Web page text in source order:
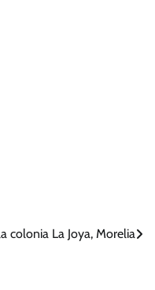
colonia La Joya, Morelia